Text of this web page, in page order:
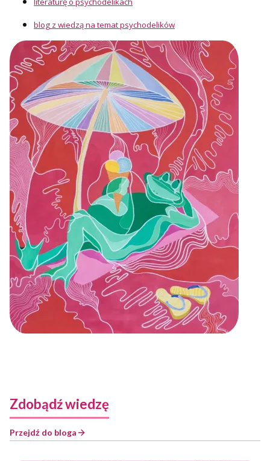
blog z wiedzą na temat psychodelików
Zdobądź wiedzę
Przejdź do bloga